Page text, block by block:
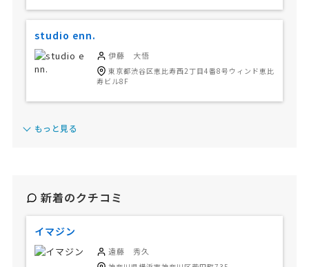
studio enn.
伊藤 大悟
東京都渋谷区恵比寿西2丁目4番8号ウィンド恵比
寿ビル8F
もっと見る
新着のクチコミ
イマジン
遠藤 秀久